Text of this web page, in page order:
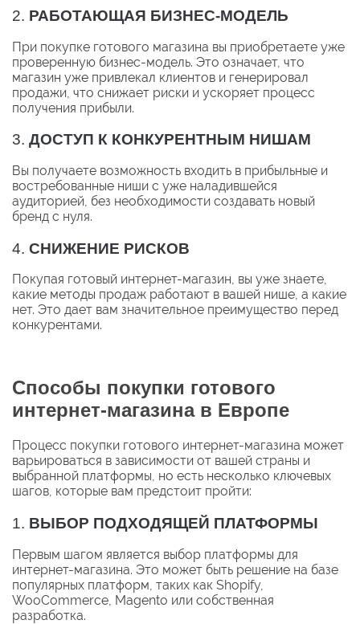
2. РАБОТАЮЩАЯ БИЗНЕС-МОДЕЛЬ
При покупке готового магазина вы приобретаете уже
проверенную бизнес-модель. Это означает, что
магазин уже привлекал клиентов и генерировал
продажи, что снижает риски и ускоряет процесс
получения прибыли.
3. ДОСТУП К КОНКУРЕНТНЫМ НИШАМ
Вы получаете возможность входить в прибыльные и
востребованные ниши с уже наладившейся
аудиторией, без необходимости создавать новый
бренд с нуля.
4. СНИЖЕНИЕ РИСКОВ
Покупая готовый интернет-магазин, вы уже знаете,
какие методы продаж работают в вашей нише, а какие
нет. Это дает вам значительное преимущество перед
конкурентами.
Способы покупки готового
интернет-магазина в Европе
Процесс покупки готового интернет-магазина может
варьироваться в зависимости от вашей страны и
выбранной платформы, но есть несколько ключевых
шагов, которые вам предстоит пройти:
1. ВЫБОР ПОДХОДЯЩЕЙ ПЛАТФОРМЫ
Первым шагом является выбор платформы для
интернет-магазина. Это может быть решение на базе
популярных платформ, таких как Shopify,
WooCommerce, Magento или собственная
разработка.